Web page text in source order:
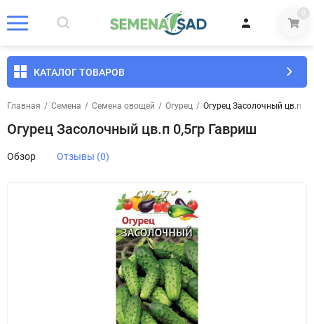
0
КАТАЛОГ ТОВАРОВ
Главная / Семена / Семена овощей / Огурец / Огурец Засолочный цв.п
Огурец Засолочный цв.п 0,5гр Гавриш
Обзор Отзывы (0)